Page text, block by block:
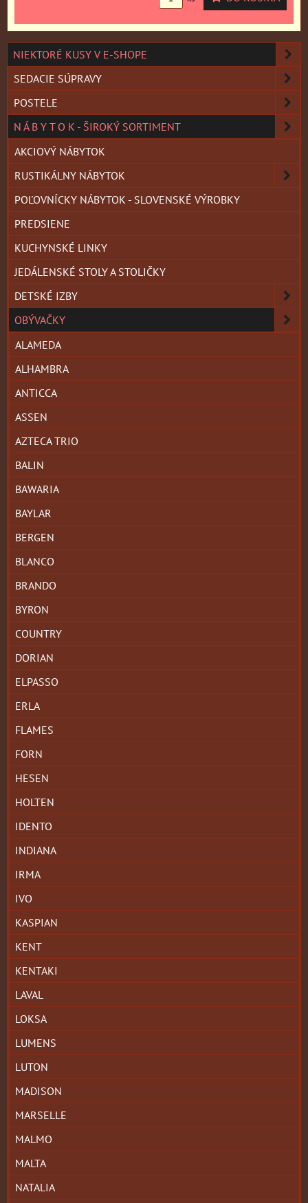
NIEKTORÉ KUSY V E-SHOPE
SEDACIE SÚPRAVY
POSTELE
N Á B Y T O K - ŠIROKÝ SORTIMENT
AKCIOVÝ NÁBYTOK
RUSTIKÁLNY NÁBYTOK
POĽOVNÍCKY NÁBYTOK - SLOVENSKÉ VÝROBKY
PREDSIENE
KUCHYNSKÉ LINKY
JEDÁLENSKÉ STOLY A STOLIČKY
DETSKÉ IZBY
OBÝVAČKY
ALAMEDA
ALHAMBRA
ANTICCA
ASSEN
AZTECA TRIO
BALIN
BAWARIA
BAYLAR
BERGEN
BLANCO
BRANDO
BYRON
COUNTRY
DORIAN
ELPASSO
ERLA
FLAMES
FORN
HESEN
HOLTEN
IDENTO
INDIANA
IRMA
IVO
KASPIAN
KENT
KENTAKI
LAVAL
LOKSA
LUMENS
LUTON
MADISON
MARSELLE
MALMO
MALTA
NATALIA